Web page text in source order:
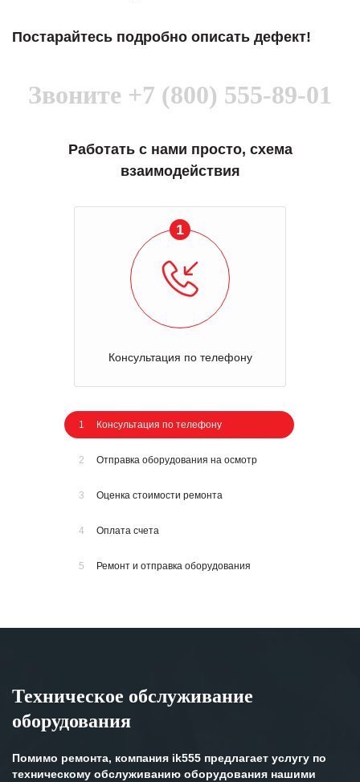
Постарайтесь подробно описать дефект!
Звоните +7 (800) 555-89-01
Работать с нами просто, схема
взаимодействия
1
Консультация по телефону
1 Консультация по телефону
2 Отправка оборудования на осмотр
3 Оценка стоимости ремонта
4 Оплата счета
5 Ремонт и отправка оборудования
Техническое обслуживание
оборудования
Помимо ремонта, компания ik555 предлагает услугу по
техническому обслуживанию оборудования нашими